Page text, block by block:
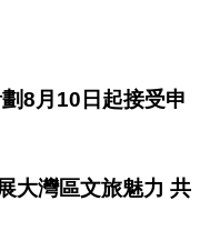
8月10日起接受申
大灣區文旅魅力 共